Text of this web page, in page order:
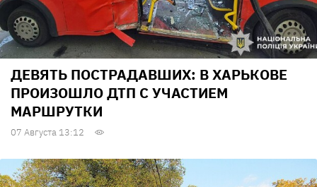
ДЕВЯТЬ ПОСТРАДАВШИХ: В ХАРЬКОВЕ
ПРОИЗОШЛО ДТП С УЧАСТИЕМ
МАРШРУТКИ
07 Августа 13:12